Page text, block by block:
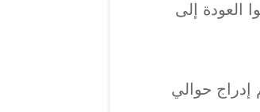
العودة إلى
إدراج حوالي